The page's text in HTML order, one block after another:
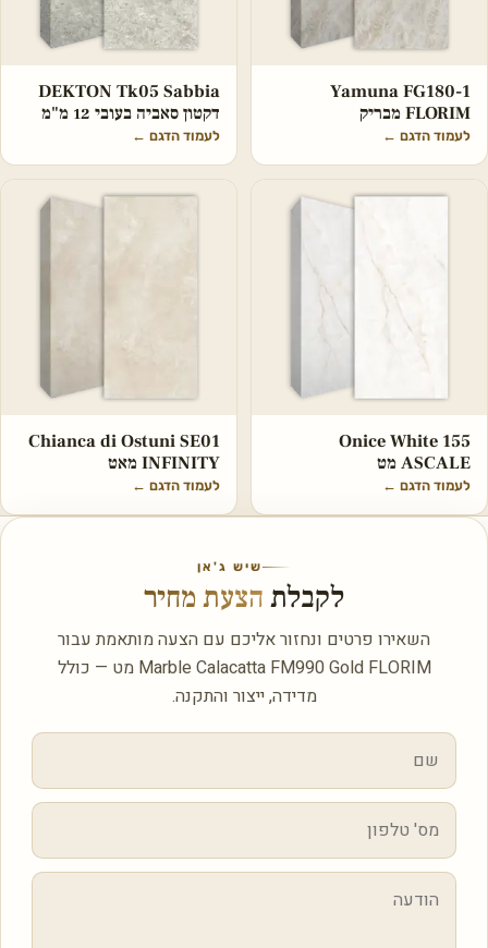
Yamuna FG180-1
FLORIM מבריק
לעמוד הדגם ←
DEKTON Tk05 Sabbia
דקטון סאביה בעובי 12 מ"מ
לעמוד הדגם ←
Onice White 155
ASCALE מט
לעמוד הדגם ←
Chianca di Ostuni SE01
INFINITY מאט
לעמוד הדגם ←
שיש ג'אן
לקבלת הצעת מחיר
השאירו פרטים ונחזור אליכם עם הצעה מותאמת עבור
Marble Calacatta FM990 Gold FLORIM מט — כולל
מדידה, ייצור והתקנה.